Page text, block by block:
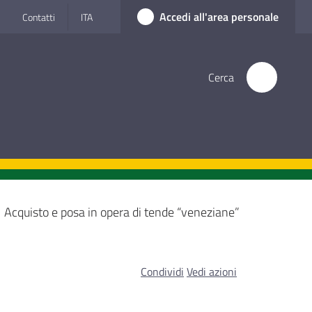
Contatti ITA Accedi all'area personale
Cerca
Acquisto e posa in opera di tende “veneziane”
Condividi Vedi azioni